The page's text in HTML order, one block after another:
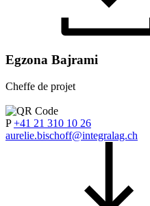
Egzona Bajrami
Cheffe de projet
P +41 21 310 10 26
aurelie.bischoff@integralag.ch